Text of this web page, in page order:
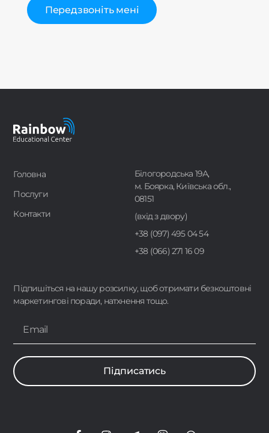
Передзвоніть мені
Головна
Послуги
Контакти
Білогородська 19А,
м. Боярка, Київська обл.,
08151
(вхід з двору)
+38 (097) 495 04 54
+38 (066) 271 16 09
Підпишіться на нашу розсилку, щоб отримати безкоштовні
маркетингові поради, натхнення тощо.
Підписатись